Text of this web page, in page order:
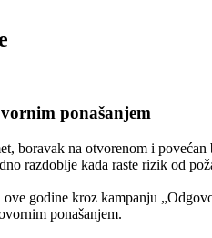
ponašanjem
boravak na otvorenom i
razdoblje kada raste rizik od
godine kroz kampanju
ponašanjem.